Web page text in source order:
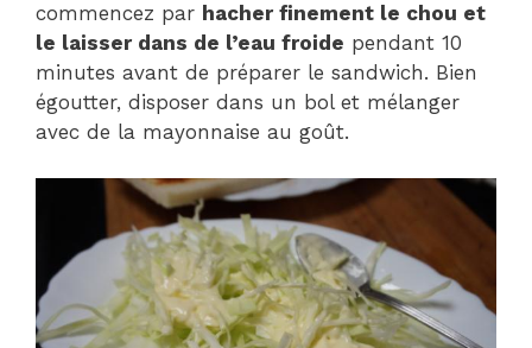
commencez par hacher finement le chou et
le laisser dans de l’eau froide pendant 10
minutes avant de préparer le sandwich. Bien
égoutter, disposer dans un bol et mélanger
avec de la mayonnaise au goût.